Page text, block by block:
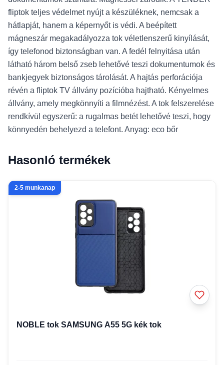
fliptok teljes védelmet nyújt a készüléknek, nemcsak a
hátlapját, hanem a képernyőt is védi. A beépített
mágneszár megakadályozza tok véletlenszerű kinyílását,
így telefonod biztonságban van. A fedél felnyitása után
látható három belső zseb lehetővé teszi dokumentumok és
bankjegyek biztonságos tárolását. A hajtás perforációja
révén a fliptok TV állvány pozícióba hajtható. Kényelmes
állvány, amely megkönnyíti a filmnézést. A tok felszerelése
rendkívül egyszerű: a rugalmas betét lehetővé teszi, hogy
könnyedén behelyezd a telefont. Anyag: eco bőr
Hasonló termékek
2-5 munkanap
NOBLE tok SAMSUNG A55 5G kék tok